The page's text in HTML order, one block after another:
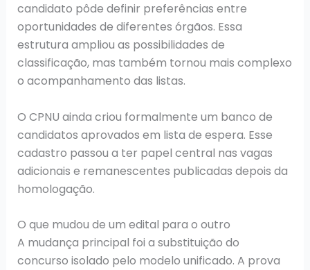
candidato pôde definir preferências entre
oportunidades de diferentes órgãos. Essa
estrutura ampliou as possibilidades de
classificação, mas também tornou mais complexo
o acompanhamento das listas.
O CPNU ainda criou formalmente um banco de
candidatos aprovados em lista de espera. Esse
cadastro passou a ter papel central nas vagas
adicionais e remanescentes publicadas depois da
homologação.
O que mudou de um edital para o outro
A mudança principal foi a substituição do
concurso isolado pelo modelo unificado. A prova